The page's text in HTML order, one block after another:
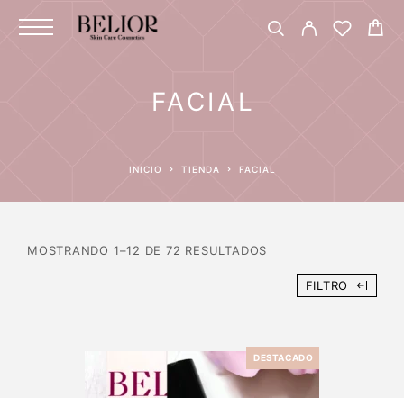
FACIAL
INICIO TIENDA FACIAL
MOSTRANDO 1–12 DE 72 RESULTADOS
FILTRO
DESTACADO